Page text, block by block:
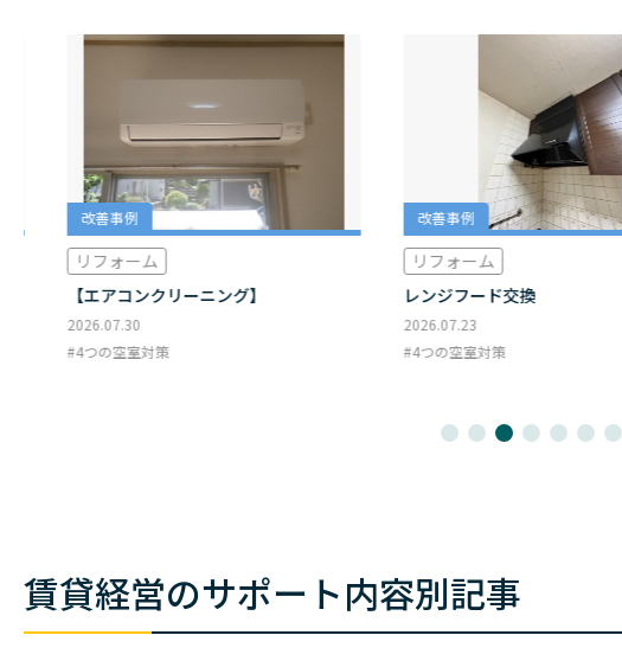
改善事例
リフォーム
【エアコンクリーニング】
2026.07.30
4つの空室対策
改善事例
リフォーム
レンジフード交換
2026.07.23
4つの空室対策
賃貸経営のサポート内容別記事